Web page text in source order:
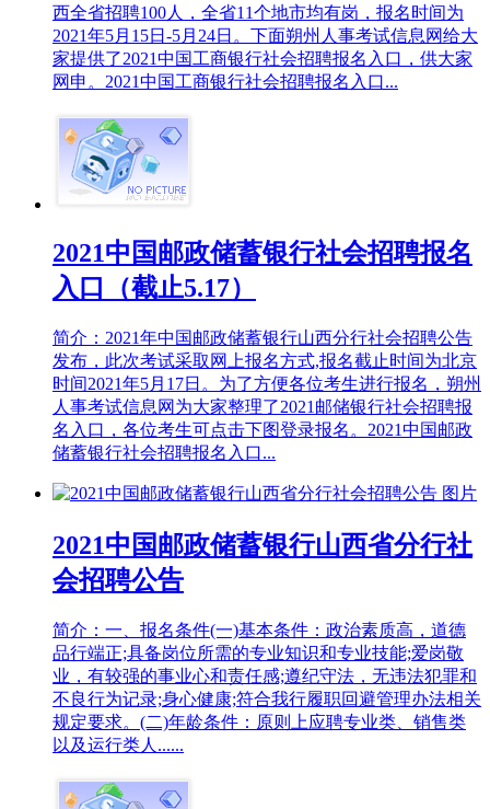
西全省招聘100人，全省11个地市均有岗，报名时间为
2021年5月15日-5月24日。下面朔州人事考试信息网给大
家提供了2021中国工商银行社会招聘报名入口，供大家
网申。2021中国工商银行社会招聘报名入口...
2021中国邮政储蓄银行社会招聘报名
入口（截止5.17）
简介：2021年中国邮政储蓄银行山西分行社会招聘公告
发布，此次考试采取网上报名方式,报名截止时间为北京
时间2021年5月17日。为了方便各位考生进行报名，朔州
人事考试信息网为大家整理了2021邮储银行社会招聘报
名入口，各位考生可点击下图登录报名。2021中国邮政
储蓄银行社会招聘报名入口...
2021中国邮政储蓄银行山西省分行社
会招聘公告
简介：一、报名条件(一)基本条件：政治素质高，道德
品行端正;具备岗位所需的专业知识和专业技能;爱岗敬
业，有较强的事业心和责任感;遵纪守法，无违法犯罪和
不良行为记录;身心健康;符合我行履职回避管理办法相关
规定要求。(二)年龄条件：原则上应聘专业类、销售类
以及运行类人......